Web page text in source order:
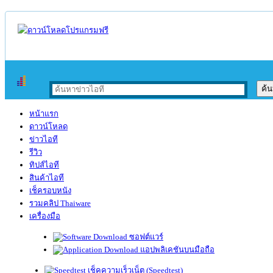
หน้าแรก
ดาวน์โหลด
ข่าวไอที
รีวิว
ทิปส์ไอที
สินค้าไอที
เช็ครอบหนัง
รวมคลิป Thaiware
เครื่องมือ
ซอฟต์แวร์
แอปพลิเคชันบนมือถือ
เช็คความเร็วเน็ต (Speedtest)